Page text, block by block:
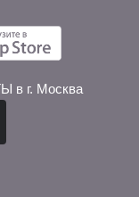
в г. Москва